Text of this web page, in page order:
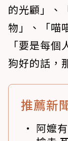
的光顧」、
物」、「喵
「要是每
狗好的話，
推薦新
阿嬤